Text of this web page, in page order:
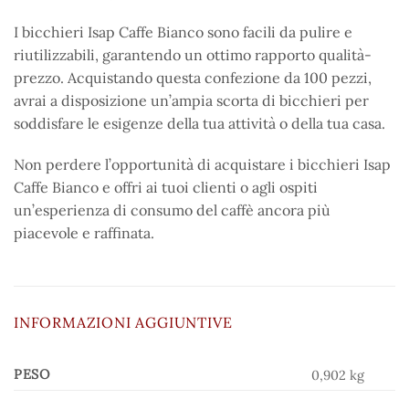
I bicchieri Isap Caffe Bianco sono facili da pulire e
riutilizzabili, garantendo un ottimo rapporto qualità-
prezzo. Acquistando questa confezione da 100 pezzi,
avrai a disposizione un’ampia scorta di bicchieri per
soddisfare le esigenze della tua attività o della tua casa.
Non perdere l’opportunità di acquistare i bicchieri Isap
Caffe Bianco e offri ai tuoi clienti o agli ospiti
un’esperienza di consumo del caffè ancora più
piacevole e raffinata.
INFORMAZIONI AGGIUNTIVE
PESO 0,902 kg